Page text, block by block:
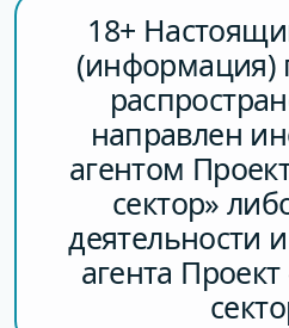
18+
(информация)
направлен
агентом
сектор»
деятельности
агента